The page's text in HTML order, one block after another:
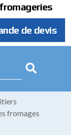
de devis
fromages